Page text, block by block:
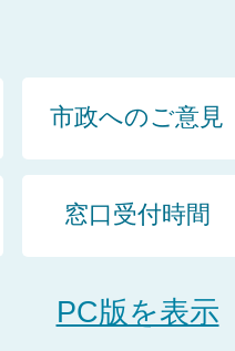
市政へのご意見
窓口受付時間
PC版を表示